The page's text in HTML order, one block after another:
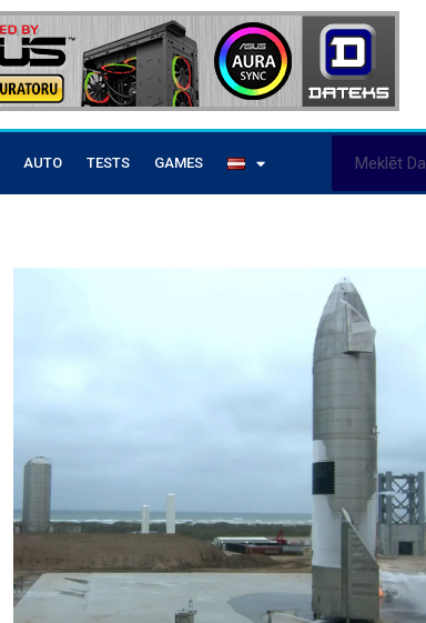
AUTO TESTS GAMES